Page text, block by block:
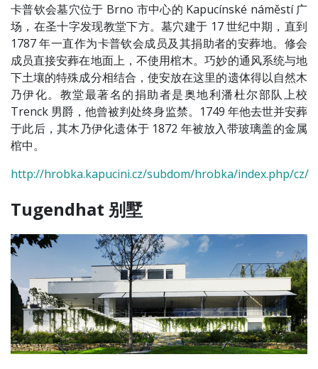
卡普钦会墓穴位于 Brno 市中心的 Kapucínské náměstí 广
场，在圣十字发现教堂下方。墓穴建于 17 世纪中期，直到
1787 年一直作为卡普钦会成员及其捐助者的安葬地。修会
成员直接安葬在地面上，不使用棺木。巧妙的通风系统与地
下土壤的特殊成分相结合，使安放在这里的遗体得以自然木
乃伊化。教堂最著名的捐助者是奥地利潘杜尔部队上校
Trenck 男爵，他曾被判处终身监禁。1749 年他去世并安葬
于此后，其木乃伊化遗体于 1872 年被放入带玻璃盖的金属
棺中。
http://hrobka.kapucini.cz/subdom/hrobka/index.php/cz/
Tugendhat 别墅